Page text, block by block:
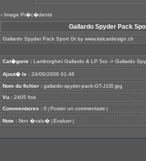
< Image Pr�c�dente
Gallardo Spyder Pack
Gallardo Spyder Pack Sport Gt by www.italcardesign.ch
Cat�gorie : Lamborghini Gallardo & LP 5xx -> Gallardo
Ajout� le : 24/06/2006 01:46
Nom du fichier : gallardo-spyder-pack-GT-JJJ0.jpg
Vu : 2405 fois
Commentaires : 0 [ Poster un commentaire ]
Note : Non �valu� [ Evaluer ]